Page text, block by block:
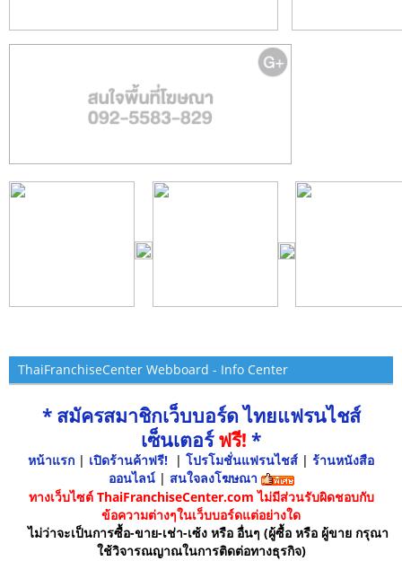
ThaiFranchiseCenter Webboard - Info Center
* สมัครสมาชิกเว็บบอร์ด ไทยแฟรนไชส์
เซ็นเตอร์ฟรี! *
หน้าแรก | เปิดร้านค้าฟรี! | โปรโมชั่นแฟรนไชส์ | ร้านหนังสือ
ออนไลน์ | สนใจลงโฆษณา
ทางเว็บไซต์ ThaiFranchiseCenter.com ไม่มีส่วนรับผิดชอบกับ
ข้อความต่างๆในเว็บบอร์ดแต่อย่างใด
ไม่ว่าจะเป็นการซื้อ-ขาย-เช่า-เซ้ง หรือ อื่นๆ (ผู้ซื้อ หรือ ผู้ขาย กรุณา
ใช้วิจารณญาณในการติดต่อทางธุรกิจ)